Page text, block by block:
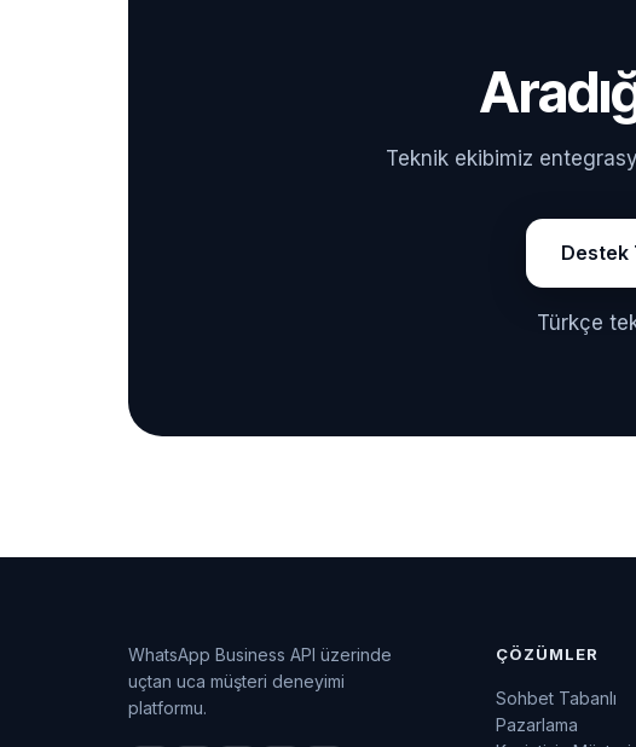
Teknik ekibimiz
Destek
Türkçe
WhatsApp Business API üzerinde
uçtan uca müşteri deneyimi
platformu.
ÇÖZÜMLER
Sohbet Tabanlı
Pazarlama